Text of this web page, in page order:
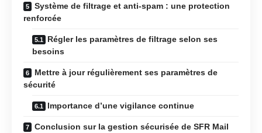
Système de filtrage et anti-spam : une protection
renforcée
Régler les paramètres de filtrage selon ses
besoins
Mettre à jour régulièrement ses paramètres de
sécurité
Importance d’une vigilance continue
Conclusion sur la gestion sécurisée de SFR Mail